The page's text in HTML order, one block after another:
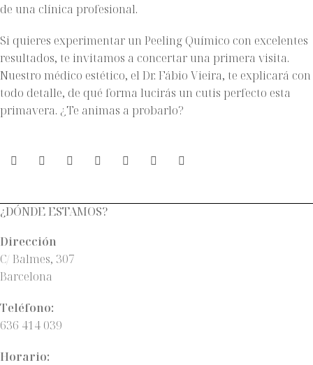
de una clínica profesional.
Si quieres experimentar un Peeling Químico con excelentes
resultados, te invitamos a concertar una primera visita.
Nuestro médico estético, el Dr. Fábio Vieira, te explicará con
todo detalle, de qué forma lucirás un cutis perfecto esta
primavera. ¿Te animas a probarlo?
¿DÓNDE ESTAMOS?
Dirección
C/ Balmes, 307
Barcelona
Teléfono:
636 414 039
Horario: